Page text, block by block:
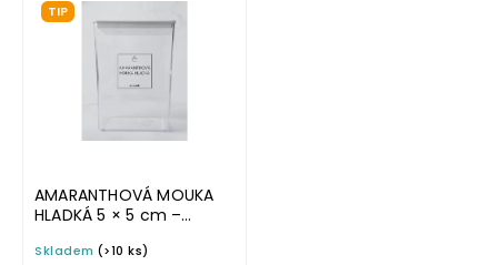
TIP
AMARANTHOVÁ MOUKA
HLADKÁ 5 × 5 cm –
písmu, omyvatelná
Skladem (>10 ks)